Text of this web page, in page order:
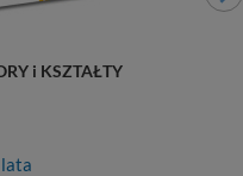
i KSZTAŁTY